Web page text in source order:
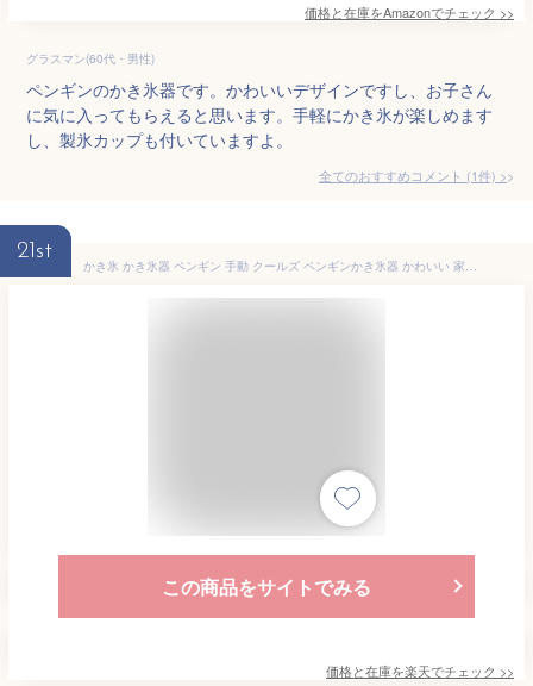
価格と在庫をAmazonでチェック >>
グラスマン(60代・男性)
ペンギンのかき氷器です。かわいいデザインですし、お子さん
に気に入ってもらえると思います。手軽にかき氷が楽しめます
し、製氷カップも付いていますよ。
全てのおすすめコメント (1件) >
21st
かき氷 かき氷器 ペンギン 手動 クールズ ペンギンかき氷器 かわいい 家庭用 日本製
この商品をサイトでみる
価格と在庫を楽天でチェック >>